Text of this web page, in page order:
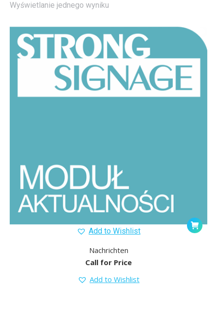
Wyświetlanie jednego wyniku
Add to Wishlist
Nachrichten
Call for Price
Add to Wishlist